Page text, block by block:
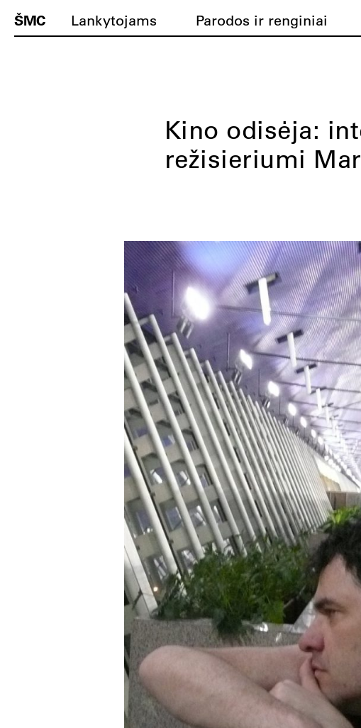
ŠMC Lankytojams Parodos ir renginiai
Kino odisėja:
režisieriumi